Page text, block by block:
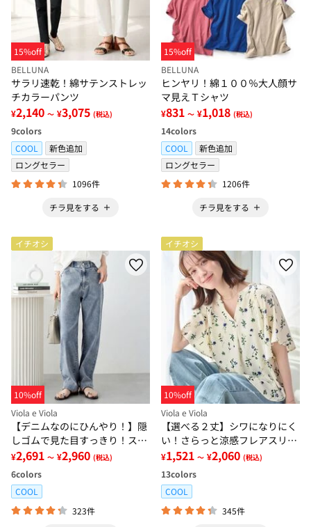
15%off
BELLUNA
サラリ速乾！綿サテンストレッ
チカラーパンツ
¥2,140 ～ ¥3,075 (税込)
9colors
COOL
新色追加
ロングセラー
1096件
チラ見をする
15%off
BELLUNA
ヒンヤリ！綿１００％大人顔サ
マ見えＴシャツ
¥831 ～ ¥1,018 (税込)
14colors
COOL
新色追加
ロングセラー
1206件
チラ見をする
イチオシ
10%off
Viola e Viola
【デニムなのにひんやり！】隠
しゴムで見た目すっきり！スト
レッチ楽ちんデニム
¥2,691 ～ ¥2,960 (税込)
6colors
COOL
323件
イチオシ
10%off
Viola e Viola
【選べる２丈】シワになりにく
い！さらっと涼感フレアスリー
ブブラウス
¥1,521 ～ ¥2,060 (税込)
13colors
COOL
345件